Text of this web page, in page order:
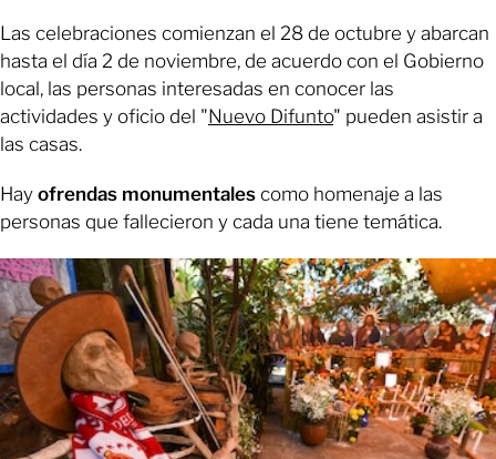
Las celebraciones comienzan el 28 de octubre y abarcan
hasta el día 2 de noviembre, de acuerdo con el Gobierno
local, las personas interesadas en conocer las
actividades y oficio del "Nuevo Difunto" pueden asistir a
las casas.
Hay ofrendas monumentales como homenaje a las
personas que fallecieron y cada una tiene temática.